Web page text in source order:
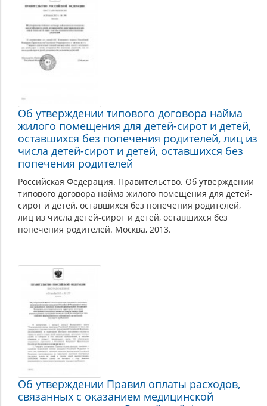
Об утверждении типового договора найма
жилого помещения для детей-сирот и детей,
оставшихся без попечения родителей, лиц из
числа детей-сирот и детей, оставшихся без
попечения родителей
Российская Федерация. Правительство. Об утверждении
типового договора найма жилого помещения для детей-
сирот и детей, оставшихся без попечения родителей,
лиц из числа детей-сирот и детей, оставшихся без
попечения родителей. Москва, 2013.
Об утверждении Правил оплаты расходов,
связанных с оказанием медицинской